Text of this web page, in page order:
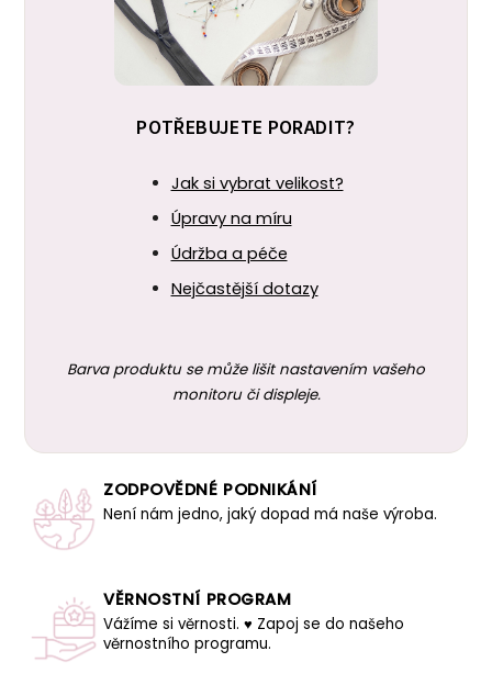
POTŘEBUJETE PORADIT?
Jak si vybrat velikost?
Úpravy na míru
Údržba a péče
Nejčastější dotazy
Barva produktu se může lišit nastavením vašeho
monitoru či displeje.
ZODPOVĚDNÉ PODNIKÁNÍ
Není nám jedno, jaký dopad má naše výroba.
VĚRNOSTNÍ PROGRAM
Vážíme si věrnosti. ♥ Zapoj se do našeho
věrnostního programu.